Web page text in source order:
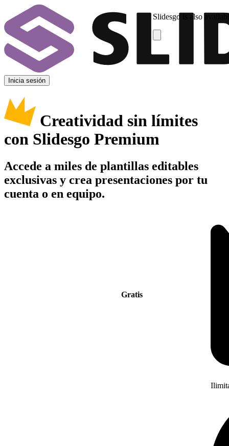
Slidesgo is also
Inicia sesión
Creatividad sin límites
con Slidesgo Premium
Accede a miles de plantillas editables
exclusivas y crea presentaciones por tu
cuenta o en equipo.
Gratis